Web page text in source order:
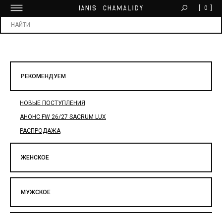
0
РЕКОМЕНДУЕМ
НОВЫЕ ПОСТУПЛЕНИЯ
АНОНС FW 26/27 SACRUM LUX
РАСПРОДАЖА
ЖЕНСКОЕ
МУЖСКОЕ